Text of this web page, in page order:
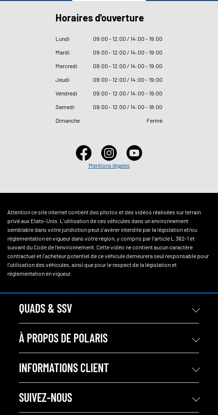
Horaires d'ouverture
Lundi 09:00 - 12:00 / 14:00 - 19:00
Mardi
09:00 - 12:00 / 14:00 - 19:00
Mercredi
09:00 - 12:00 / 14:00 - 19:00
Jeudi
09:00 - 12:00 / 14:00 - 19:00
Vendredi
09:00 - 12:00 / 14:00 - 19:00
Samedi
09:00 - 12:00 / 14:00 - 18:00
Dimanche
Fermé
Mentions légales
Attention ce site internet contient des photos et des vidéos réalisées sur terrain
privé aux Etats-Unis. L'utilisation de ces véhicules dans un environnement
semblable dans votre juridiction peut s'avérer interdite par la législation et/ou
réglementation en vigueur dans votre région, y compris par l'article L.362-1 et
suivant du Code de l'environnement. Cette vidéo ne contient aucun caractère
contractuel et l'acheteur potentiel de ce véhicule demeurera seul responsable pour
l'utilisation des véhicules, ainsi que pour le respect de la législation et
réglementation en vigueur.
QUADS & SSV
À PROPOS DE POLARIS
INFORMATIONS CLIENT
SUIVEZ-NOUS